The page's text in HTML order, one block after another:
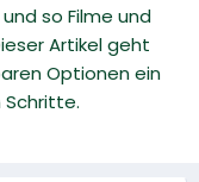
so Filme und
Artikel geht
Optionen ein